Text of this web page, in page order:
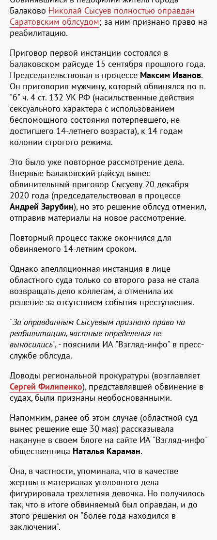
Балаково Николай Сысуев полностью оправдан
Саратовским облсудом; за ним признано право на
реабилитацию.
Приговор первой инстанции состоялся в
Балаковском райсуде 15 сентября прошлого года.
Председательствовал в процессе Максим Иванов.
Он приговорил мужчину, который обвинялся по п.
"б" ч. 4 ст. 132 УК РФ (насильственные действия
сексуального характера с использованием
беспомощного состояния потерпевшего, не
достигшего 14-летнего возраста), к 14 годам
колонии строгого режима.
Это было уже повторное рассмотрение дела.
Впервые Балаковский райсуд вынес
обвинительный приговор Сысуеву 20 декабря
2020 года (председательствовал в процессе
Андрей Зарубин), но это решение облсуд отменил,
отправив материалы на новое рассмотрение.
Повторный процесс также окончился для
обвиняемого 14-летним сроком.
Однако апелляционная инстанция в лице
областного суда только со второго раза не стала
возвращать дело коллегам, а отменила их
решение за отсутствием события преступления.
"За оправданным Сысуевым признано право на
реабилитацию, частные определения не
выносились", - пояснили ИА "Взгляд-инфо" в пресс-
службе облсуда.
Доводы региональной прокуратуры (возглавляет
Сергей Филипенко), представлявшей обвинение в
судах, были признаны необоснованными.
Напомним, ранее об этом случае (областной суд
вынес решение еще 30 мая) рассказывала
накануне в своем блоге на сайте ИА "Взгляд-инфо"
общественница Наталья Караман.
Она, в частности, упоминала, что в качестве
жертвы в материалах уголовного дела
фигурировала трехлетняя девочка. Но получилось
так, что в итоге обвиняемый был оправдан, и до
этого решения он "более года находился в
заключении".